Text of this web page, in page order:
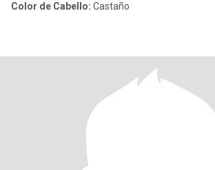
Color de Cabello: Castaño